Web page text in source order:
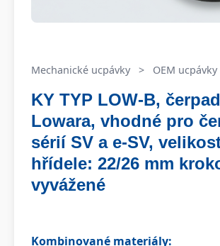
Mechanické ucpávky > OEM
KY TYP LOW-B,
Lowara, vhodné pro
sérií SV a e-SV,
hřídele: 22/26 mm
vyvážené
Kombinované materiály: